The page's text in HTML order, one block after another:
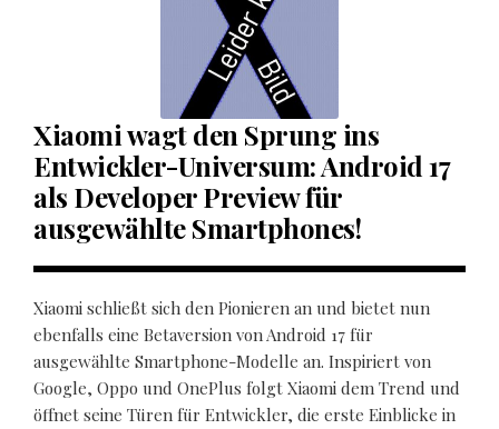
Xiaomi wagt den Sprung ins
Entwickler-Universum: Android 17
als Developer Preview für
ausgewählte Smartphones!
Xiaomi schließt sich den Pionieren an und bietet nun
ebenfalls eine Betaversion von Android 17 für
ausgewählte Smartphone-Modelle an. Inspiriert von
Google, Oppo und OnePlus folgt Xiaomi dem Trend und
öffnet seine Türen für Entwickler, die erste Einblicke in